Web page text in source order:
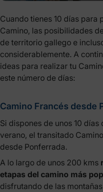
Cuando tienes 10 días
Camino, las posibilidades
de territorio gallego e
considerablemente. A
ideas para realizar tu
este número de días:
Camino Francés desde
Si dispones de unos 10
verano, el transitado
desde Ponferrada.
A lo largo de unos 200 kms
etapas del camino más
disfrutando de las